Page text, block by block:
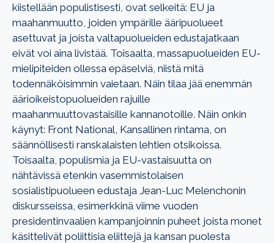
kiistellään populistisesti, ovat selkeitä: EU ja
maahanmuutto, joiden ympärille ääripuolueet
asettuvat ja joista valtapuolueiden edustajatkaan
eivät voi aina livistää. Toisaalta, massapuolueiden EU-
mielipiteiden ollessa epäselviä, niistä mitä
todennäköisimmin vaietaan. Näin tilaa jää enemmän
äärioikeistopuolueiden rajuille
maahanmuuttovastaisille kannanotoille. Näin onkin
käynyt: Front National, Kansallinen rintama, on
säännöllisesti ranskalaisten lehtien otsikoissa.
Toisaalta, populismia ja EU-vastaisuutta on
nähtävissä etenkin vasemmistolaisen
sosialistipuolueen edustaja Jean-Luc Melenchonin
diskursseissa, esimerkkinä viime vuoden
presidentinvaalien kampanjoinnin puheet joista monet
käsittelivät poliittisia eliittejä ja kansan puolesta